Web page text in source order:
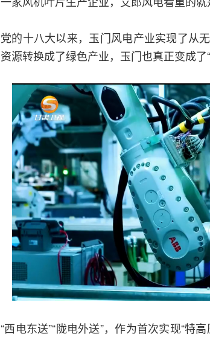
党的十八大以来，玉门风电产业实现了从
资源转换成了绿色产业，玉门也真正变成了“
“西电东送”“陇电外送”，作为首次实现“特